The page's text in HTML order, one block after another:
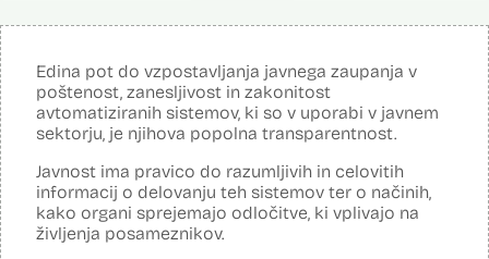
Edina pot do vzpostavljanja javnega zaupanja v
poštenost, zanesljivost in zakonitost
avtomatiziranih sistemov, ki so v uporabi v javnem
sektorju, je njihova popolna transparentnost.
Javnost ima pravico do razumljivih in celovitih
informacij o delovanju teh sistemov ter o načinih,
kako organi sprejemajo odločitve, ki vplivajo na
življenja posameznikov.